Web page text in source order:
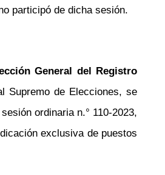
participó de dicha sesión.
General del Registro
Supremo de Elecciones, se
ordinaria n.° 110-2023,
exclusiva de puestos